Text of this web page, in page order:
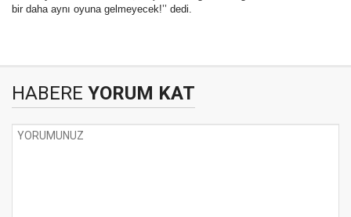
bir daha aynı oyuna gelmeyecek!’’ dedi.
HABERE YORUM KAT